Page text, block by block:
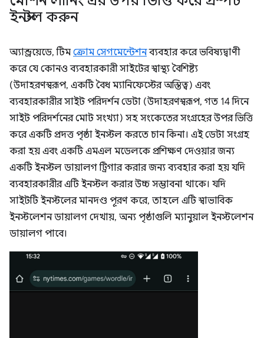
ইনস্টল করুন
অ্যান্ড্রয়েডে, টিম ক্রোম সেগমেন্টেশনব্যবহার করে ভবিষ্যদ্বাণী
করে যে কোনও ব্যবহারকারী সাইটের স্বাস্থ্য বৈশিষ্ট্য
(উদাহরণস্বরূপ, একটি বৈধ ম্যানিফেস্টের অস্তিত্ব) এবং
ব্যবহারকারীর সাইট পরিদর্শন ডেটা (উদাহরণস্বরূপ, গত 14 দিনে
সাইট পরিদর্শনের মোট সংখ্যা) সহ সংকেতের সংগ্রহের উপর ভিত্তি
করে একটি প্রদত্ত পৃষ্ঠা ইনস্টল করতে চান কিনা। এই ডেটা সংগ্রহ
করা হয় এবং একটি এমএল মডেলকে প্রশিক্ষণ দেওয়ার জন্য
একটি ইনস্টল ডায়ালগ ট্রিগার করার জন্য ব্যবহার করা হয় যদি
ব্যবহারকারীর এটি ইনস্টল করার উচ্চ সম্ভাবনা থাকে। যদি
সাইটটি ইনস্টলের মানদণ্ড পূরণ করে, তাহলে এটি স্বাভাবিক
ইনস্টলেশন ডায়ালগ দেখায়, অন্য পৃষ্ঠাগুলি ম্যানুয়াল ইনস্টলেশন
ডায়ালগ পাবে।